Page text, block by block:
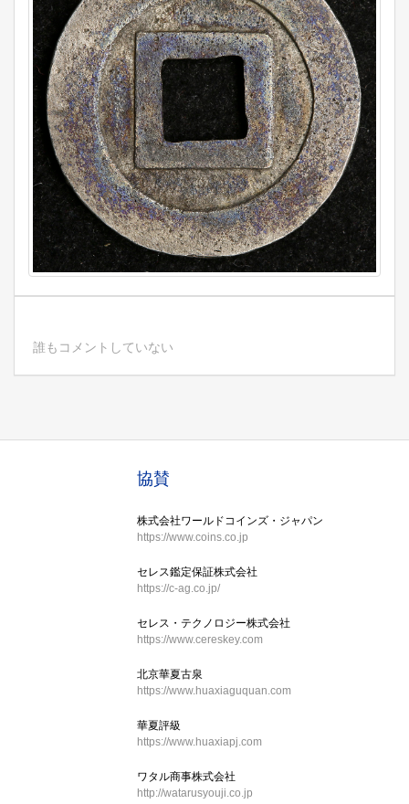
誰もコメントしていない
協賛
株式会社ワールドコインズ・ジャパン
https://www.coins.co.jp
セレス鑑定保証株式会社
https://c-ag.co.jp/
セレス・テクノロジー株式会社
https://www.cereskey.com
北京華夏古泉
https://www.huaxiaguquan.com
華夏評級
https://www.huaxiapj.com
ワタル商事株式会社
http://watarusyouji.co.jp